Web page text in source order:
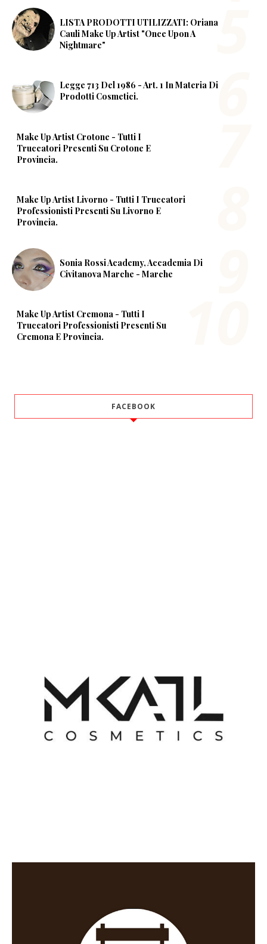
LISTA PRODOTTI UTILIZZATI: Oriana
Cauli Make Up Artist "Once Upon A
Nightmare"
Legge 713 Del 1986 - Art. 1 In Materia Di
Prodotti Cosmetici.
Make Up Artist Crotone - Tutti I
Truccatori Presenti Su Crotone E
Provincia.
Make Up Artist Livorno - Tutti I Truccatori
Professionisti Presenti Su Livorno E
Provincia.
Sonia Rossi Academy, Accademia Di
Civitanova Marche - Marche
Make Up Artist Cremona - Tutti I
Truccatori Professionisti Presenti Su
Cremona E Provincia.
FACEBOOK